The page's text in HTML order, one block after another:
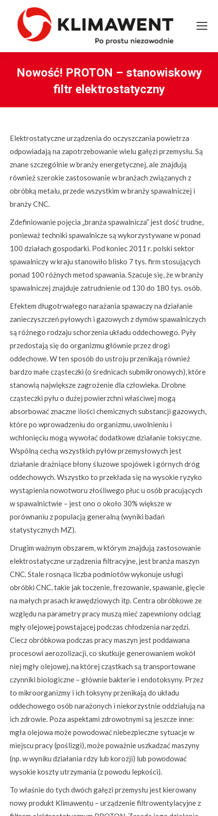
Nowość! PROTON – stanowiskowy
filtr elektrostatyczny
Elektrostatyczne urządzenia do oczyszczania powietrza
odpowiadają na zapotrzebowanie wielu gałęzi przemysłu. Są
znane szczególnie w branży energetycznej, ale znajdują
również szerokie zastosowanie w branżach związanych z
obróbką metalu, przede wszystkim w branży spawalniczej i
branży CNC.
Zdefiniowanie pojęcia „branża spawalnicza” jest dość trudne,
ponieważ techniki spawalnicze są wykorzystywane w ponad
100 działach gospodarki. Pod koniec 2011 r. polski sektor
spawalniczy w kraju stanowiło blisko 7 tys. firm stosujących
ponad 100 różnych metod spawania. Szacuje się, że w branży
spawalniczej znajduje zatrudnienie od 130 do 180 tys. osób.
Efektem długotrwałego narażania spawaczy na działanie
zanieczyszczeń pyłowych i gazowych z dymów spawalniczych
są różnego rodzaju schorzenia układu oddechowego. Pyły
przedostają się do organizmu głównie przez drogi
oddechowe. W ten sposób do ustroju przenikają również
bardzo małe cząsteczki (o średnicach submikronowych), które
stanowią największe zagrożenie dla człowieka. Drobne
cząsteczki pyłu o dużej powierzchni właściwej mogą
absorbować znaczne ilości chemicznych substancji gazowych,
które po wprowadzeniu do organizmu, uwolnieniu i
wchłonięciu mogą wywołać dodatkowe działanie toksyczne.
Wspólną cechą wszystkich pyłów przemysłowych jest
działanie drażniące błony śluzowe spojówek i górnych dróg
oddechowych. Wszystko to przekłada się na wysokie ryzyko
wystąpienia nowotworu złośliwego płuc u osób pracujących
w spawalnictwie – jest ono o około 30% większe w
porównaniu z populacją generalną (wyniki badań
statystycznych MZ).
Drugim ważnym obszarem, w którym znajdują zastosowanie
elektrostatyczne urządzenia filtracyjne, jest branża maszyn
CNC. Stale rosnąca liczba podmiotów wykonuje usługi
obróbki CNC, takie jak toczenie, frezowanie, spawanie, gięcie
na małych prasach krawędziowych itp. Centra obróbkowe ze
względu na parametry pracy muszą mieć zapewniony odciąg
mgły olejowej powstającej podczas chłodzenia narzędzi.
Ciecz obróbkowa podczas pracy maszyn jest poddawana
procesowi aerozolizacji, co skutkuje generowaniem wokół
niej mgły olejowej, na której cząstkach są transportowane
czynniki biologiczne – głównie bakterie i endotoksyny. Przez
to mikroorganizmy i ich toksyny przenikają do układu
oddechowego osób narażonych i niekorzystnie oddziałują na
ich zdrowie. Poza aspektami zdrowotnymi są jeszcze inne:
mgła olejowa może powodować niebezpieczne sytuacje w
miejscu pracy (poślizgi), może poważnie uszkadzać maszyny
(np. w wyniku działania rdzy lub korozji) lub powodować
wysokie koszty utrzymania (z powodu lepkości).
To właśnie do tych dwóch gałęzi przemysłu jest kierowany
nowy produkt Klimawentu – urządzenie filtrowentylacyjne z